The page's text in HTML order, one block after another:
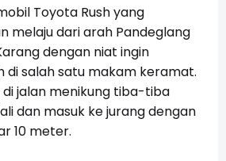
Toyota Rush yang
melaju dari arah Pandeglang
dengan niat ingin
di salah satu makam keramat.
di jalan menikung tiba-tiba
dan masuk ke jurang dengan
10 meter.